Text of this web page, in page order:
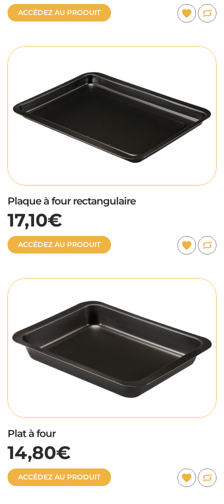
ACCÉDEZ AU PRODUIT
Plaque à four rectangulaire
17,10€
ACCÉDEZ AU PRODUIT
Plat à four
14,80€
ACCÉDEZ AU PRODUIT